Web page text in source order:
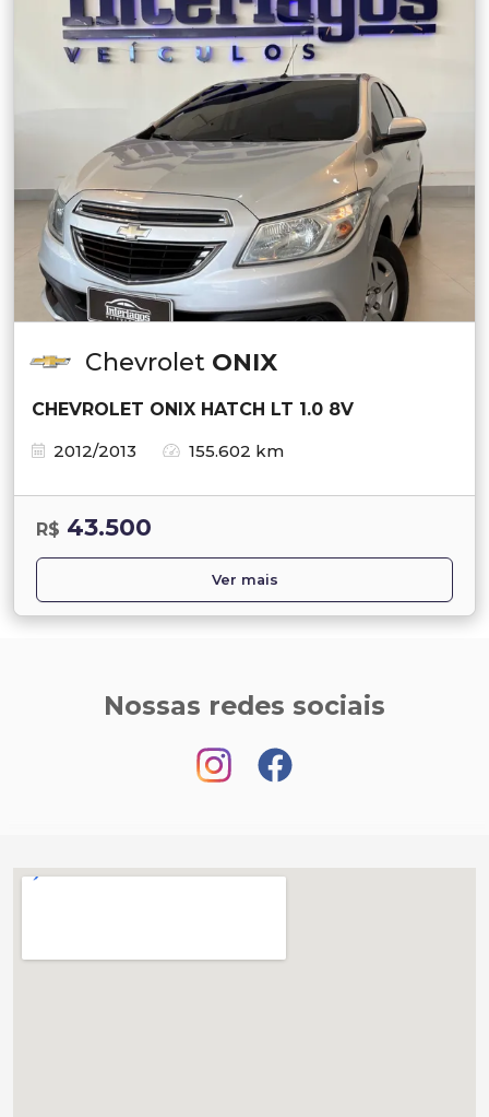
Chevrolet ONIX
CHEVROLET ONIX HATCH LT 1.0 8V
2012/2013
155.602 km
R$ 43.500
Ver mais
Nossas redes sociais